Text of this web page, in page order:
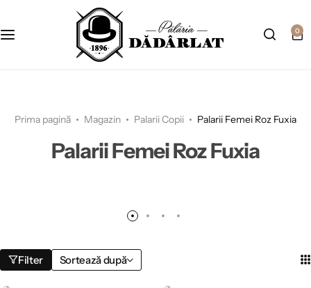
0
Prima pagină Magazin Palarii Copii Palarii Femei Roz Fuxia
Palarii Femei Roz Fuxia
Filter Sortează după